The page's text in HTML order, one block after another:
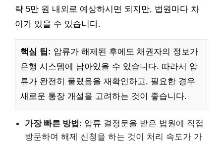
략 5만 원 내외로 예상하시면 되지만, 법원마다 차
이가 있을 수 있습니다.
핵심 팁: 압류가 해제된 후에도 채권자의 정보가
은행 시스템에 남아있을 수 있습니다. 따라서 압
류가 완전히 풀렸음을 재확인하고, 필요한 경우
새로운 통장 개설을 고려하는 것이 좋습니다.
가장 빠른 방법: 압류 결정문을 받은 법원에 직접
방문하여 해제 신청을 하는 것이 처리 속도가 가